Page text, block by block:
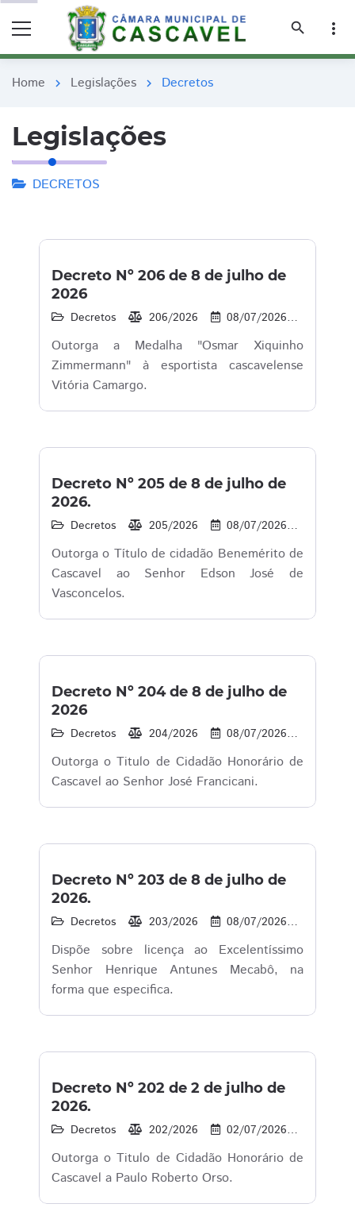
search
more_vert
Home chevron_right Legislações chevron_right Decretos
Legislações
DECRETOS
Decreto Nº 206 de 8 de julho de
2026
Decretos 206/2026 08/07/2026
Outorga a Medalha "Osmar Xiquinho
Zimmermann" à esportista cascavelense
Vitória Camargo.
Decreto Nº 205 de 8 de julho de
2026.
Decretos 205/2026 08/07/2026
Outorga o Título de cidadão Benemérito de
Cascavel ao Senhor Edson José de
Vasconcelos.
Decreto Nº 204 de 8 de julho de
2026
Decretos 204/2026 08/07/2026
Outorga o Titulo de Cidadão Honorário de
Cascavel ao Senhor José Francicani.
Decreto Nº 203 de 8 de julho de
2026.
Decretos 203/2026 08/07/2026
Dispõe sobre licença ao Excelentíssimo
Senhor Henrique Antunes Mecabô, na
forma que especifica.
Decreto Nº 202 de 2 de julho de
2026.
Decretos 202/2026 02/07/2026
Outorga o Titulo de Cidadão Honorário de
Cascavel a Paulo Roberto Orso.